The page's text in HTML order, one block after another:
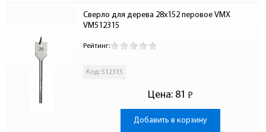
Сверло для дерева 28х152 перовое VMX
VM512315
Рейтинг:
Код: 512315
Цена: 81 Р
-
Добавить в корзину